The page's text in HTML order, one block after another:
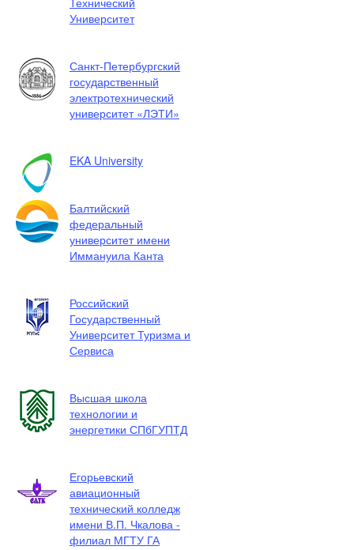
Университет
Санкт-Петербургский
государственный
электротехнический
университет «ЛЭТИ»
EKA University
Балтийский
федеральный
университет имени
Иммануила Канта
Российский
Государственный
Университет Туризма и
Сервиса
Высшая школа
технологии и
энергетики СПбГУПТД
Егорьевский
авиационный
технический колледж
имени В.П. Чкалова -
филиал МГТУ ГА